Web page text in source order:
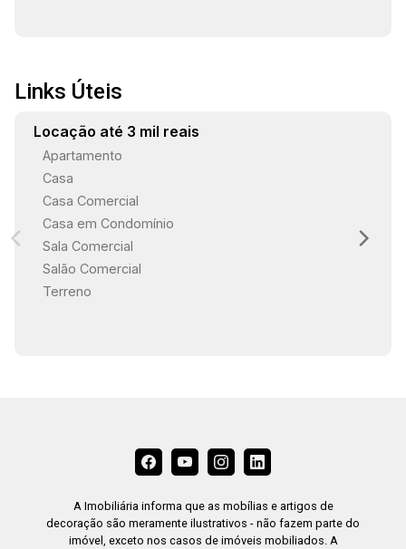
Links Úteis
Locação até 3 mil reais
Apartamento
Casa
Casa Comercial
Casa em Condomínio
Sala Comercial
Salão Comercial
Terreno
A Imobiliária informa que as mobílias e artigos de
decoração são meramente ilustrativos - não fazem parte do
imóvel, exceto nos casos de imóveis mobiliados. A